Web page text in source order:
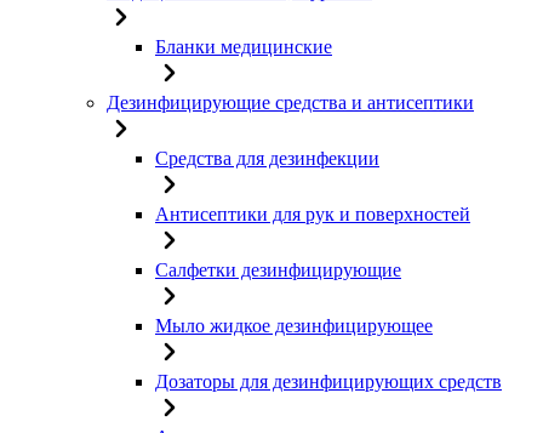
Бланки медицинские
Дезинфицирующие средства и антисептики
Средства для дезинфекции
Антисептики для рук и поверхностей
Салфетки дезинфицирующие
Мыло жидкое дезинфицирующее
Дозаторы для дезинфицирующих средств